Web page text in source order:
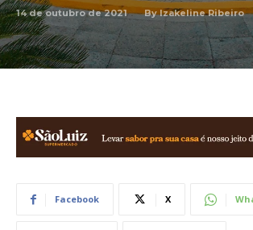
14 de outubro de 2021 By Izakeline Ribeiro
Facebook X